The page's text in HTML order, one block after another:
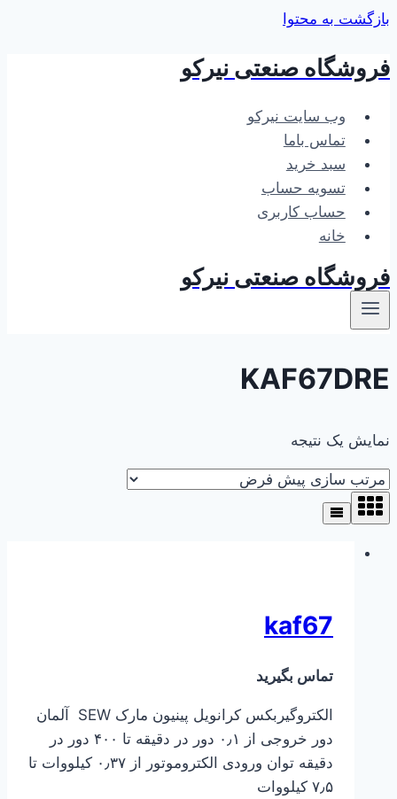
بازگشت به محتوا
فروشگاه صنعتی نیرکو
وب سایت نیرکو
تماس باما
سبد خرید
تسویه حساب
حساب کاربری
خانه
فروشگاه صنعتی نیرکو
KAF67DRE
نمایش یک نتیجه
kaf67
تماس بگیرید
الکتروگیربکس کرانویل پینیون مارک SEW آلمان
دور خروجی از ۰٫۱ دور در دقیقه تا ۴۰۰ دور در
دقیقه توان ورودی الکتروموتور از ۰٫۳۷ کیلووات تا
۷٫۵ کیلووات